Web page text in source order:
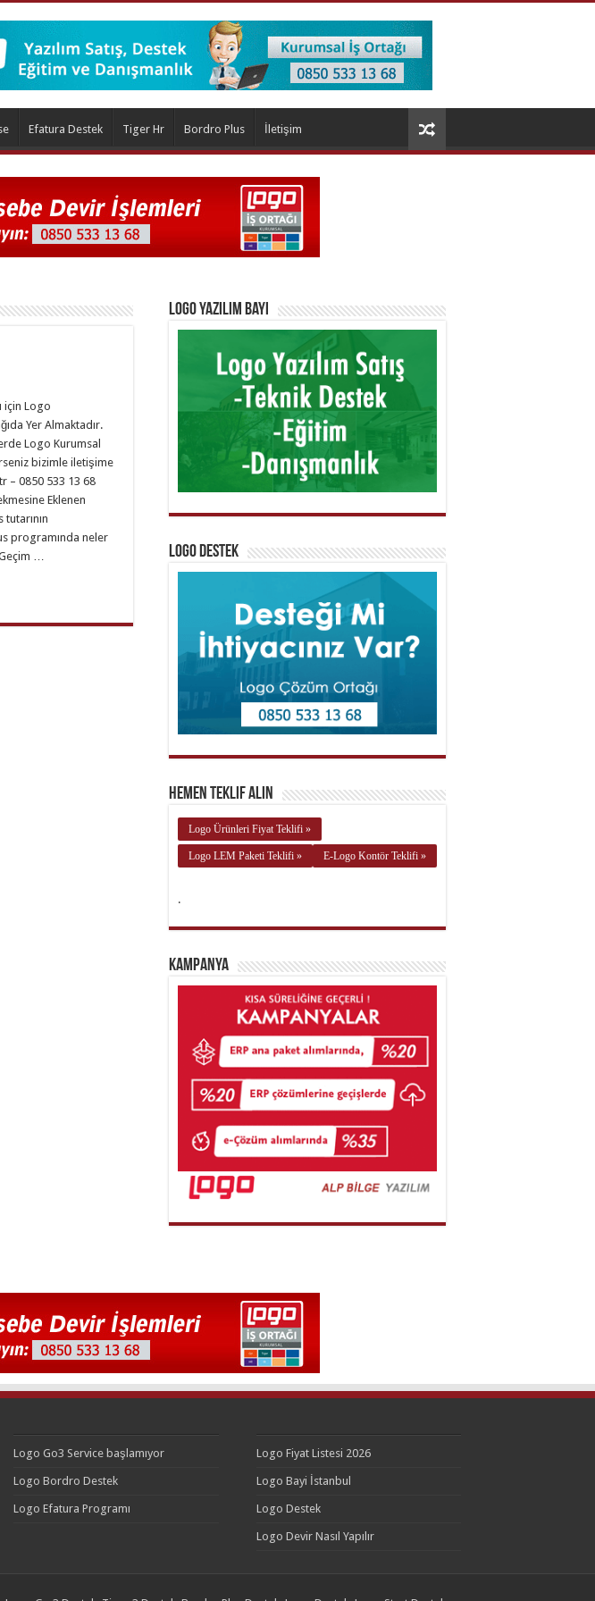
Efatura Destek Tiger Hr Bordro Plus İletişim
için Logo
Yer Almaktadır.
Logo Kurumsal
bizimle iletişime
– 0850 533 13 68
Eklenen
programında neler
Geçim …
Logo Yazılım Bayi
Logo Destek
Hemen Teklif Alın
Logo Ürünleri Fiyat Teklifi »
Logo LEM Paketi Teklifi » E-Logo Kontör Teklifi »
.
Kampanya
Logo Go3 Service başlamıyor
Logo Bordro Destek
Logo Efatura Programı
Logo Fiyat Listesi 2026
Logo Bayi İstanbul
Logo Destek
Logo Devir Nasıl Yapılır